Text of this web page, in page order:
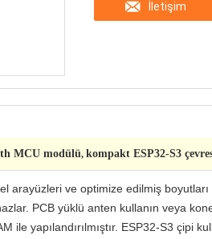
İletişim
MCU modülü, kompakt ESP32-S3
arayüzleri ve optimize edilmiş
PCB yüklü anten kullanın veya
ile yapılandırılmıştır. ESP32-S3 çipi